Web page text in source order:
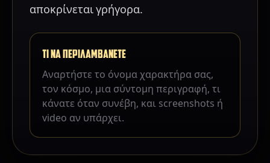
αποκρίνεται γρήγορα.
ΤΙ ΝΑ ΠΕΡΙΛΑΜΒΑΝΕΤΕ
Αναρτήστε το όνομα χαρακτήρα σας,
τον κόσμο, μια σύντομη περιγραφή, τι
κάνατε όταν συνέβη, και screenshots ή
video αν υπάρχει.